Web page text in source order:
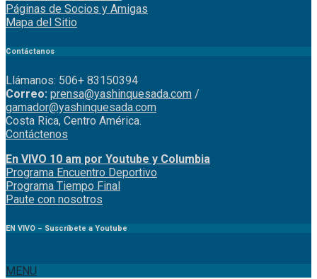
Páginas de Socios y Amigas
Mapa del Sitio
Contáctanos
Llámanos: 506+ 83150394
Correo: prensa@yashinquesada.com /
gamador@yashinquesada.com
Costa Rica, Centro América.
Contáctenos
En VIVO 10 am por Youtube y Columbia
Programa Encuentro Deportivo
Programa Tiempo Final
Paute con nosotros
EN VIVO – Suscríbete a Youtube
MENU